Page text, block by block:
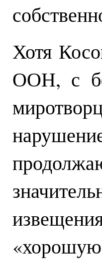
Хотя
ООН, с